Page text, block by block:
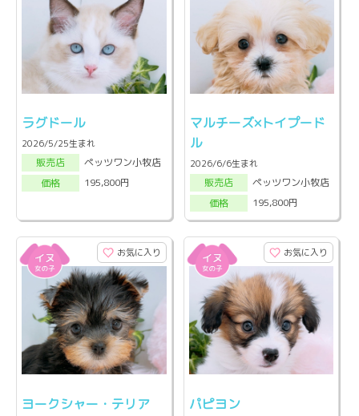
ラグドール
2026/5/25生まれ
販売店
ペッツワン小牧店
価格
195,800円
マルチーズ×トイプード
ル
2026/6/6生まれ
販売店
ペッツワン小牧店
価格
195,800円
お気に入り
ヨークシャー・テリア
お気に入り
パピヨン